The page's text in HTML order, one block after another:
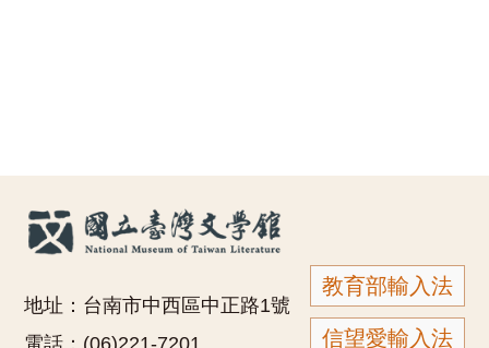
教育部輸入法
信望愛輸入法
地址：台南市中西區中正路1號